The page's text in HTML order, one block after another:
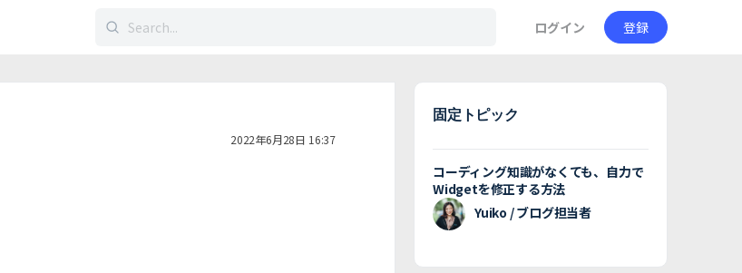
検
ログイン 登録
2022年6月28日 16:37
固定トピック
コーディング知識がなくても、自力で
Widgetを修正する方法
Yuiko / ブログ担当者